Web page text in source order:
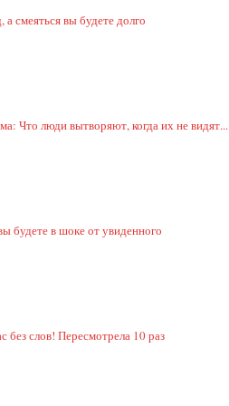
а смеяться вы будете долго
Что люди вытворяют, когда их не видят...
будете в шоке от увиденного
без слов! Пересмотрела 10 раз